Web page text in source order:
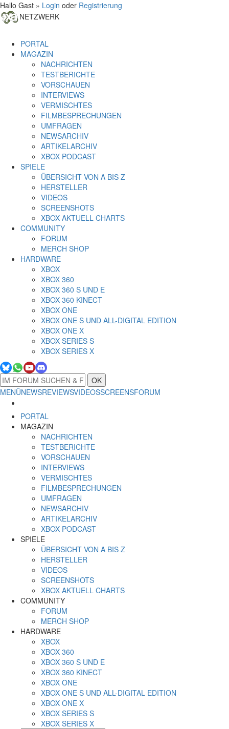
Hallo Gast » Login oder Registrierung
NETZWERK
PORTAL
MAGAZIN
NACHRICHTEN
TESTBERICHTE
VORSCHAUEN
INTERVIEWS
VERMISCHTES
FILMBESPRECHUNGEN
UMFRAGEN
NEWSARCHIV
ARTIKELARCHIV
XBOX PODCAST
SPIELE
ÜBERSICHT VON A BIS Z
HERSTELLER
VIDEOS
SCREENSHOTS
XBOX AKTUELL CHARTS
COMMUNITY
FORUM
MERCH SHOP
HARDWARE
XBOX
XBOX 360
XBOX 360 S UND E
XBOX 360 KINECT
XBOX ONE
XBOX ONE S UND ALL-DIGITAL EDITION
XBOX ONE X
XBOX SERIES S
XBOX SERIES X
OK
MENÜNEWSREVIEWSVIDEOSSCREENSFORUM
PORTAL
MAGAZIN
NACHRICHTEN
TESTBERICHTE
VORSCHAUEN
INTERVIEWS
VERMISCHTES
FILMBESPRECHUNGEN
UMFRAGEN
NEWSARCHIV
ARTIKELARCHIV
XBOX PODCAST
SPIELE
ÜBERSICHT VON A BIS Z
HERSTELLER
VIDEOS
SCREENSHOTS
XBOX AKTUELL CHARTS
COMMUNITY
FORUM
MERCH SHOP
HARDWARE
XBOX
XBOX 360
XBOX 360 S UND E
XBOX 360 KINECT
XBOX ONE
XBOX ONE S UND ALL-DIGITAL EDITION
XBOX ONE X
XBOX SERIES S
XBOX SERIES X